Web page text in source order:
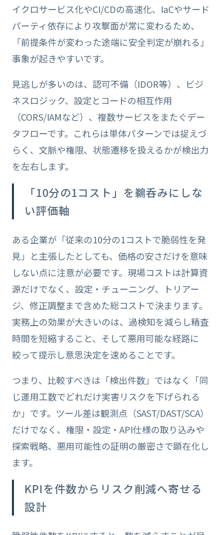
イクロサービス化やCI/CDの高速化、IaCやサード
パーティ依存により攻撃面が常に変わるため、
「前提条件が変わった途端に安全判定が崩れる」
事象が起きやすいです。
見逃しが多いのは、認可不備（IDOR等）、ビジ
ネスロジック、設定とコードの相互作用
（CORS/IAMなど）、複数サービスをまたぐデー
タフローです。これらは単体パターンでは捉えづ
らく、文脈や権限、状態遷移を扱えるかが検出力
を左右します。
「10分の1コスト」を鵜呑みにしな
い評価軸
ある企業が「従来の10分の1コストで脆弱性を発
見」と主張したとしても、価格の安さだけを意味
しない点に注意が必要です。現場コストは計算資
源だけでなく、設定・チューニング、トリアー
ジ、修正調整まで含めた総コストで決まります。
実務上の効果が大きいのは、過検知を減らし精査
時間を短縮すること、そして悪用可能な経路に
絞って提示し意思決定を速めることです。
つまり、比較すべきは「検出件数」ではなく「同
じ運用工数でどれだけ実害リスクを下げられる
か」です。ツール差は観測点（SAST/DAST/SCA）
だけでなく、権限・設定・API仕様の取り込みや
探索戦略、悪用可能性の証明の厳密さで顕在化し
ます。
KPIを件数からリスク削減へ寄せる
設計